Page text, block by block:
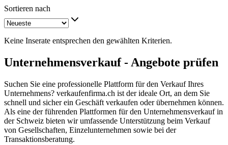
Sortieren nach
Keine Inserate entsprechen den gewählten Kriterien.
Unternehmensverkauf - Angebote prüfen
Suchen Sie eine professionelle Plattform für den Verkauf Ihres
Unternehmens? verkaufenfirma.ch ist der ideale Ort, an dem Sie
schnell und sicher ein Geschäft verkaufen oder übernehmen können.
Als eine der führenden Plattformen für den Unternehmensverkauf in
der Schweiz bieten wir umfassende Unterstützung beim Verkauf
von Gesellschaften, Einzelunternehmen sowie bei der
Transaktionsberatung.